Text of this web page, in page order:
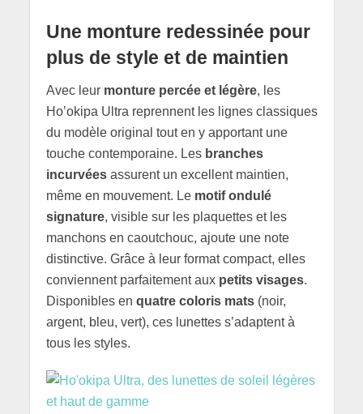
Une monture redessinée pour
plus de style et de maintien
Avec leur monture percée et légère, les
Ho’okipa Ultra reprennent les lignes classiques
du modèle original tout en y apportant une
touche contemporaine. Les branches
incurvéesassurent un excellent maintien,
même en mouvement. Le motif ondulé
signature, visible sur les plaquettes et les
manchons en caoutchouc, ajoute une note
distinctive. Grâce à leur format compact, elles
conviennent parfaitement aux petits visages.
Disponibles en quatre coloris mats(noir,
argent, bleu, vert), ces lunettes s’adaptent à
tous les styles.